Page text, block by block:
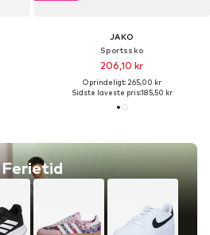
JAKO
Sportssko
206,10 kr
Oprindeligt: 265,00 kr
Sidste laveste pris:185,50 kr
Ferietid